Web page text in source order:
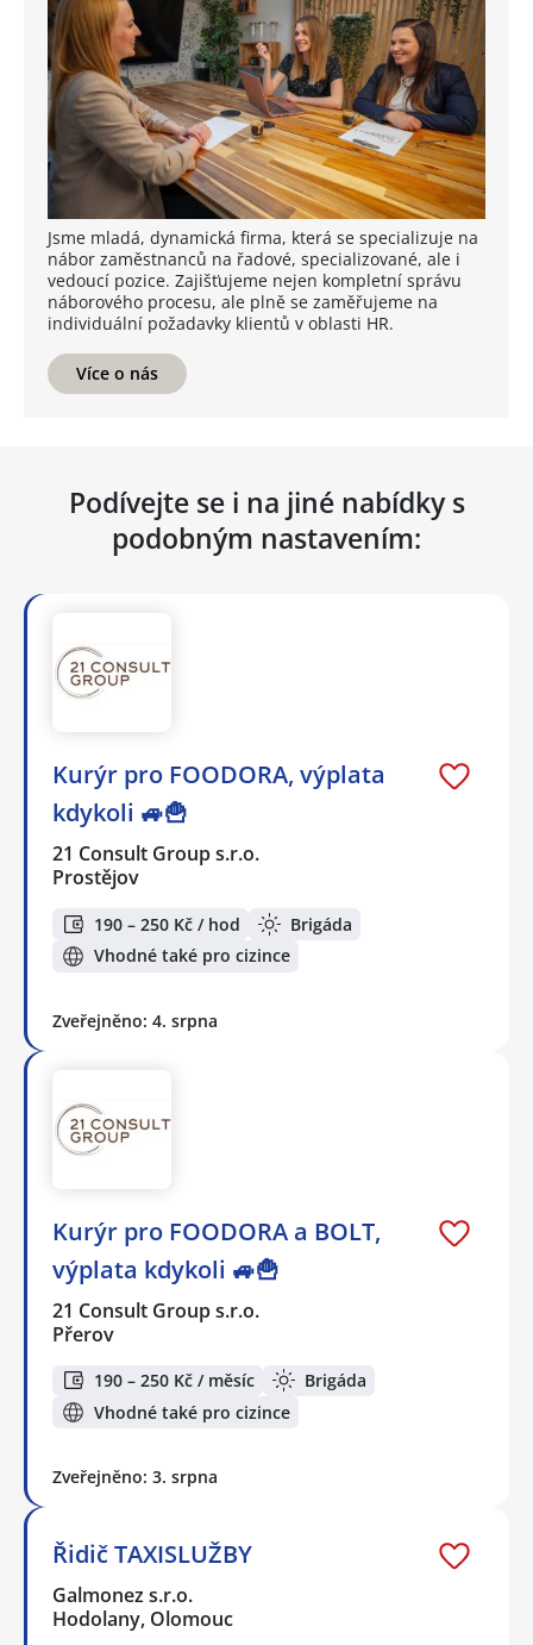
Jsme mladá, dynamická firma, která se specializuje na
nábor zaměstnanců na řadové, specializované, ale i
vedoucí pozice. Zajišťujeme nejen kompletní správu
náborového procesu, ale plně se zaměřujeme na
individuální požadavky klientů v oblasti HR.
Více o nás
Podívejte se i na jiné nabídky s
podobným nastavením:
Kurýr pro FOODORA, výplata
kdykoli 🚙🍟
21 Consult Group s.r.o.
Prostějov
190 – 250 Kč / hod
Brigáda
Vhodné také pro cizince
Zveřejněno: 4. srpna
Kurýr pro FOODORA a BOLT,
výplata kdykoli 🚙🍟
21 Consult Group s.r.o.
Přerov
190 – 250 Kč / měsíc
Brigáda
Vhodné také pro cizince
Zveřejněno: 3. srpna
Řidič TAXISLUŽBY
Galmonez s.r.o.
Hodolany, Olomouc